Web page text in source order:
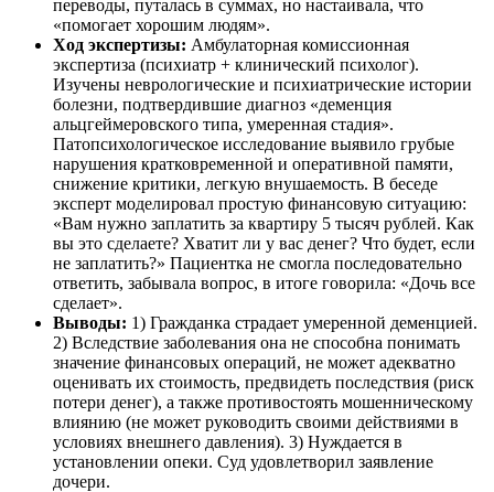
переводы, путалась в суммах, но настаивала, что
«помогает хорошим людям».
Ход экспертизы: Амбулаторная комиссионная
экспертиза (психиатр + клинический психолог).
Изучены неврологические и психиатрические истории
болезни, подтвердившие диагноз «деменция
альцгеймеровского типа, умеренная стадия».
Патопсихологическое исследование выявило грубые
нарушения кратковременной и оперативной памяти,
снижение критики, легкую внушаемость. В беседе
эксперт моделировал простую финансовую ситуацию:
«Вам нужно заплатить за квартиру 5 тысяч рублей. Как
вы это сделаете? Хватит ли у вас денег? Что будет, если
не заплатить?» Пациентка не смогла последовательно
ответить, забывала вопрос, в итоге говорила: «Дочь все
сделает».
Выводы: 1) Гражданка страдает умеренной деменцией.
2) Вследствие заболевания она не способна понимать
значение финансовых операций, не может адекватно
оценивать их стоимость, предвидеть последствия (риск
потери денег), а также противостоять мошенническому
влиянию (не может руководить своими действиями в
условиях внешнего давления). 3) Нуждается в
установлении опеки. Суд удовлетворил заявление
дочери.